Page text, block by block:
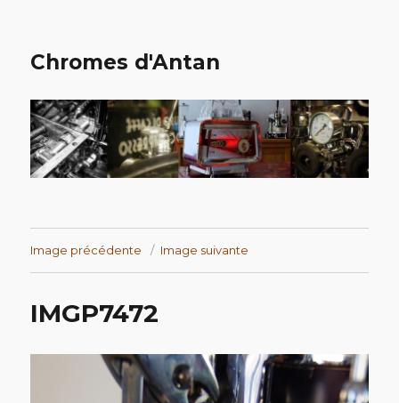
Chromes d'Antan
Image précédente Image suivante
IMGP7472